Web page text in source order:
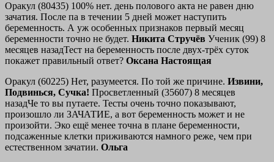
Оракул (80435) 100% нет. день полового акта не равен дню
зачатия. После па в течении 5 дней может наступить
беременность. А уж особенных признаков первый месяц
беременности точно не будет. Никита Стручёв Ученик (99) 8
месяцев назадТест на беременность после двух-трёх суток
покажет правильный ответ? Оксана Настоящая
Оракул (60225) Нет, разумеется. По той же причине. Извини,
Подвинься, Сучка! Просветленный (35607) 8 месяцев
назадЧе то вы путаете. Тесты очень точно показывают,
произошло ли ЗАЧАТИЕ, а вот беременность может и не
произойти. Эко ещё менее точна в плане беременности,
подсаженные клетки приживаются намного реже, чем при
естественном зачатии. Ольга